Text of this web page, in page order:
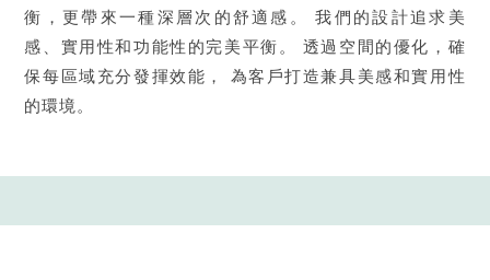
衡，更帶來一種深層次的舒適感。
我們的設計追求美
感、實用性和功能性的完美平衡。
透過空間的優化，確
保每區域充分發揮效能，
為客戶打造兼具美感和實用性
的環境。